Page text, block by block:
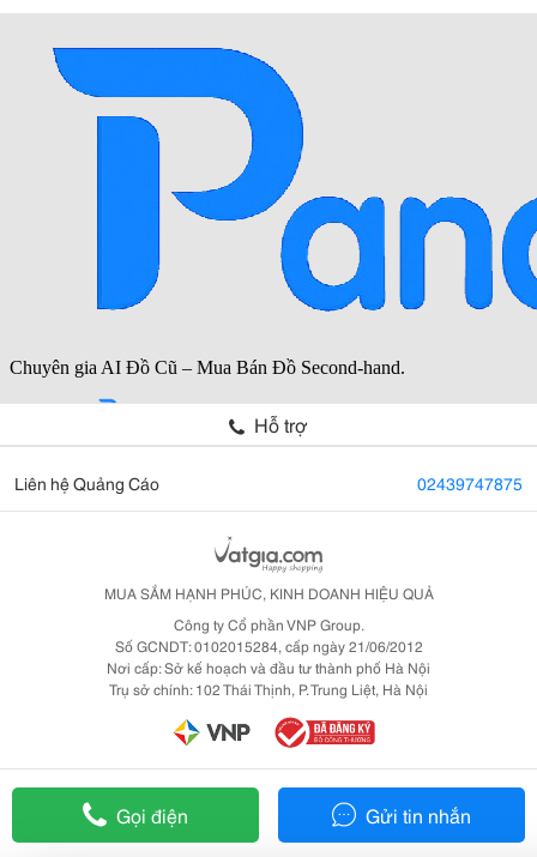
Gọi điện Gửi tin nhắn
Hỗ trợ
Liên hệ Quảng Cáo 02439747875
MUA SẮM HẠNH PHÚC, KINH DOANH HIỆU QUẢ
Công ty Cổ phần VNP Group.
Số GCNDT: 0102015284, cấp ngày 21/06/2012
Nơi cấp: Sở kế hoạch và đầu tư thành phố Hà Nội
Trụ sở chính: 102 Thái Thịnh, P. Trung Liệt, Hà Nội